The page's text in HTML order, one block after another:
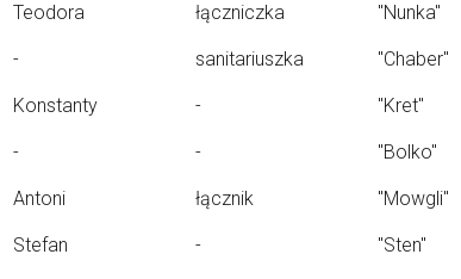
Teodora łączniczka "Nunka"
- sanitariuszka "Chaber"
Konstanty - "Kret"
- - "Bolko"
Antoni łącznik "Mowgli"
Stefan - "Sten"